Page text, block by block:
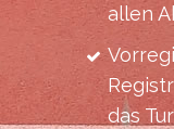
allen
das